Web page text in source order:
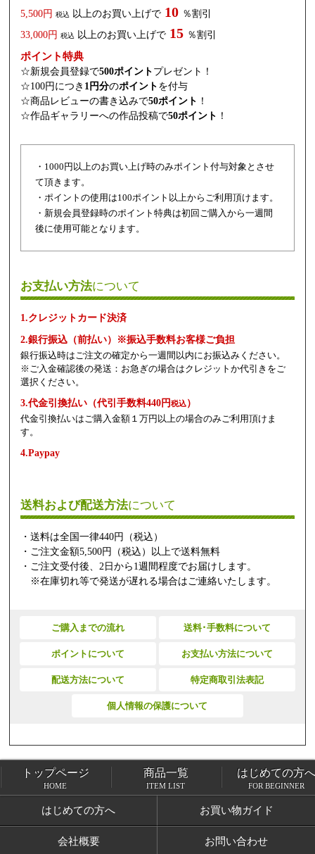
5,500円 税込 以上のお買い上げで 10 ％割引
33,000円 税込 以上のお買い上げで 15 ％割引
ポイント特典
☆新規会員登録で500ポイント プレゼント！
☆100円につき 1円分のポイント を付与
☆商品レビューの書き込みで50ポイント ！
☆作品ギャラリーへの作品投稿で50ポイント ！
・1000円以上のお買い上げ時のみポイント付与対象とさせ
て頂きます。
・ポイントの使用は100ポイント以上からご利用頂けます。
・新規会員登録時のポイント特典は初回ご購入から一週間
後に使用可能となります。
お支払い方法について
1.クレジットカード決済
2.銀行振込（前払い）※振込手数料お客様ご負担
銀行振込時はご注文の確定から一週間以内にお振込みください。
※ご入金確認後の発送：お急ぎの場合はクレジットか代引きをご
選択ください。
3.代金引換払い（代引手数料440円税込）
代金引換払いはご購入金額１万円以上の場合のみご利用頂けま
す。
4.Paypay
送料および配送方法について
・送料は全国一律440円（税込）
・ご注文金額5,500円（税込）以上で送料無料
・ご注文受付後、2日から1週間程度でお届けします。
※在庫切れ等で発送が遅れる場合はご連絡いたします。
ご購入までの流れ 送料･手数料について
ポイントについて お支払い方法について
配送方法について 特定商取引法表記
個人情報の保護について
トップページ 商品一覧
はじめての方へ お買い物ガイド
会社概要 お問い合わせ
トップページ
HOME
商品一覧
ITEM LIST
はじめての方へ
FOR BEGINNER